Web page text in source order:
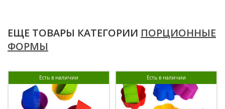
ЕЩЕ ТОВАРЫ КАТЕГОРИИ ПОРЦИОННЫЕ
ФОРМЫ
Есть в наличии Есть в наличии